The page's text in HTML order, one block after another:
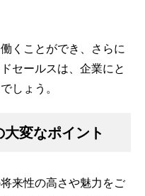
くことができ、さらに
セールスは、企業にと
しょう。
変なポイント
来性の高さや魅力をご